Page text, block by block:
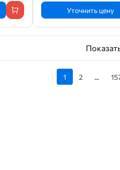
Уточнить цену
1 2 ...